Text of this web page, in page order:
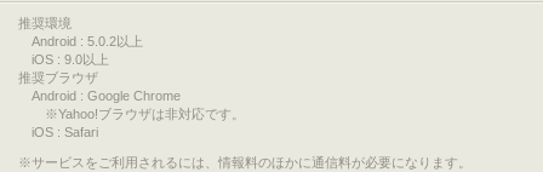
推奨環境
Android : 5.0.2以上
iOS : 9.0以上
推奨ブラウザ
Android : Google Chrome
※Yahoo!ブラウザは非対応です。
iOS : Safari
サービスをご利用されるには、情報料のほかに通信料が必要になります。